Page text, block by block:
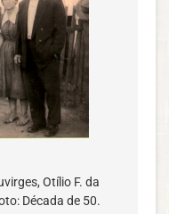
Otílio F. da
Década de 50.